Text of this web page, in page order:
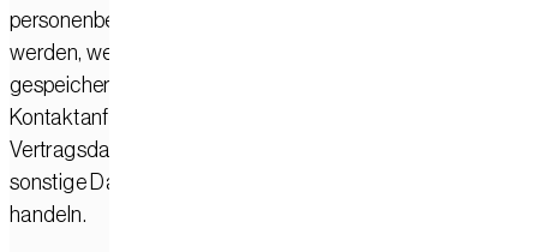
personenbezogenen Daten, die auf dieser Website erfasst
werden, werden auf den Servern des Hosters / der Hoster
gespeichert. Hierbei kann es sich v. a. um IP-Adressen,
Kontaktanfragen, Meta- und Kommunikationsdaten,
Vertragsdaten, Kontaktdaten, Namen, Websitezugriffe und
sonstige Daten, die über eine Website generiert werden,
handeln.